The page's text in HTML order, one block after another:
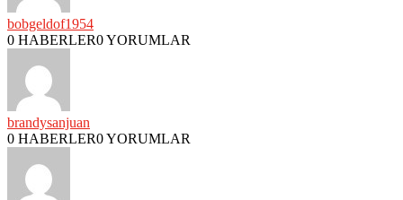
bobgeldof1954
0 HABERLER0 YORUMLAR
brandysanjuan
0 HABERLER0 YORUMLAR